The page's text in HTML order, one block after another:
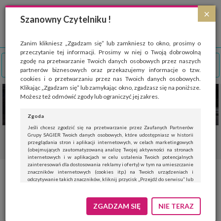
×
Szanowny Czytelniku !
Zanim klikniesz „Zgadzam się” lub zamkniesz to okno, prosimy o
przeczytanie tej informacji. Prosimy w niej o Twoją dobrowolną
zgodę na przetwarzanie Twoich danych osobowych przez naszych
partnerów biznesowych oraz przekazujemy informacje o tzw.
cookies i o przetwarzaniu przez nas Twoich danych osobowych.
Klikając „Zgadzam się” lub zamykając okno, zgadzasz się na poniższe.
Możesz też odmówić zgody lub ograniczyć jej zakres.
Zgoda
Jeśli chcesz zgodzić się na przetwarzanie przez Zaufanych Partnerów
Grupy SAGIER Twoich danych osobowych, które udostępniasz w historii
przeglądania stron i aplikacji internetowych, w celach marketingowych
(obejmujących zautomatyzowaną analizę Twojej aktywności na stronach
internetowych i w aplikacjach w celu ustalenia Twoich potencjalnych
zainteresowań dla dostosowania reklamy i oferty) w tym na umieszczanie
znaczników internetowych (cookies itp.) na Twoich urządzeniach i
odczytywanie takich znaczników, kliknij przycisk „Przejdź do serwisu” lub
Jeśli nie chcesz wyrazić zgody, kliknij „Nie teraz”.
Wyrażenie zgody jest dobrowolne. Możesz edytować zakres zgody, w tym
ZGADZAM SIĘ NIE TERAZ
Strona wykorzystuje pliki cookies, które służą głównie do celów statystycznych.
Wyrażając zgodę na używanie 'cookies', zezwalasz na zapisanie ich w pamięci
przeglądarki. Przejdź do
polityki cookies